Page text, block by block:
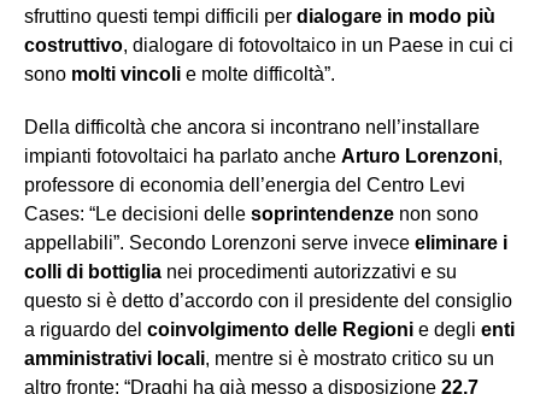
sfruttino questi tempi difficili per dialogare in modo più
costruttivo, dialogare di fotovoltaico in un Paese in cui ci
sono molti vincoli e molte difficoltà”.
Della difficoltà che ancora si incontrano nell’installare
impianti fotovoltaici ha parlato anche Arturo Lorenzoni,
professore di economia dell’energia del Centro Levi
Cases: “Le decisioni delle soprintendenze non sono
appellabili”. Secondo Lorenzoni serve invece eliminare i
colli di bottiglia nei procedimenti autorizzativi e su
questo si è detto d’accordo con il presidente del consiglio
a riguardo del coinvolgimento delle Regioni e degli enti
amministrativi locali, mentre si è mostrato critico su un
altro fronte: “Draghi ha già messo a disposizione 22,7